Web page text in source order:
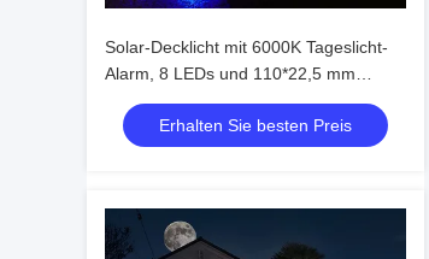
Solar-Decklicht mit 6000K Tageslicht-
Alarm, 8 LEDs und 110*22,5 mm
Größe für den Außenbereich
Erhalten Sie besten Preis